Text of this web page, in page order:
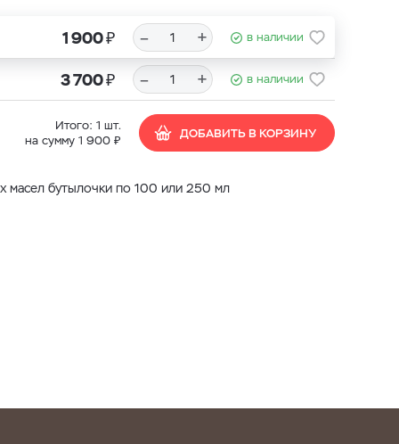
1 900₽ – + в наличии
3 700₽ – + в наличии
Итого: 1 шт.
на сумму 1 900 ₽ ДОБАВИТЬ В КОРЗИНУ
масел бутылочки по 100 или 250 мл